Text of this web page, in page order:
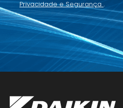
Privacidade e Segurança .